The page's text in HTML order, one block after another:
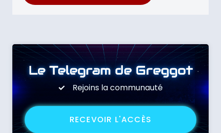
Le Telegram de Greggot
Rejoins la communauté
RECEVOIR L'ACCÈS